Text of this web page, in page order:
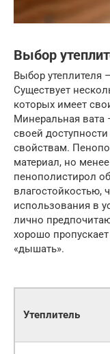
Выбор
Выбор утеплителя
Существует
которых имеет
Минеральная вата
своей
свойствам.
материал, но
пенополистирол
влагостойкостью,
использования в
лично
хорошо
«дышать».
Утеплитель